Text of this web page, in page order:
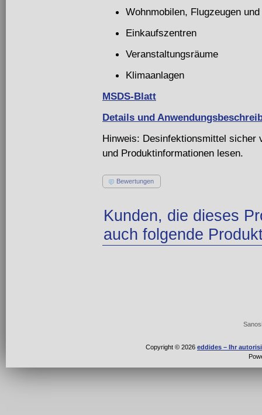
Wohnmobilen, Flugzeugen
Einkaufszentren
Veranstaltungsräume
Klimaanlagen
MSDS-Blatt
Details und
Hinweis: Desinfektionsmittel sicher
und Produktinformationen lesen.
Bewertungen
Kunden, die dieses
auch folgende
Copyright © 2026 eddides – Ihr